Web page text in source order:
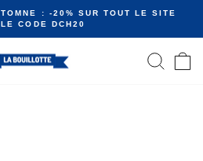
Diaporama
: -20% SUR TOUT LE SITE
CODE DCH20